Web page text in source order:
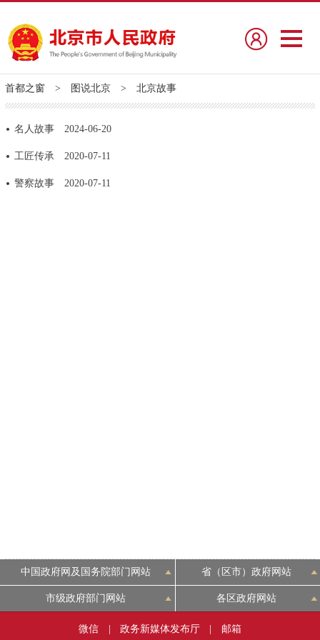
首都之窗> 图说北京> 北京故事
名人故事 2024-06-20
工匠传承 2020-07-11
警察故事 2020-07-11
中国政府网及国务院部门网站 省（区市）政府网站
市级政府部门网站 各区政府网站
微信 政务新媒体发布厅 邮箱